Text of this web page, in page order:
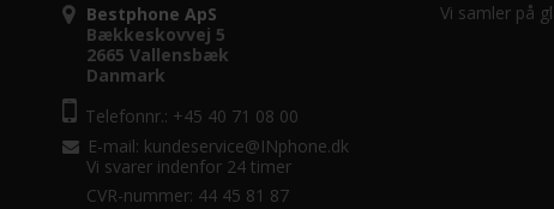
Bestphone ApS
Bækkeskovvej 5
2665 Vallensbæk
Danmark
Telefonnr.: +45 40 71 08 00
E-mail: kundeservice@INphone.dk
Vi svarer indenfor 24 timer
CVR-nummer: 44 45 81 87
Vi samler på